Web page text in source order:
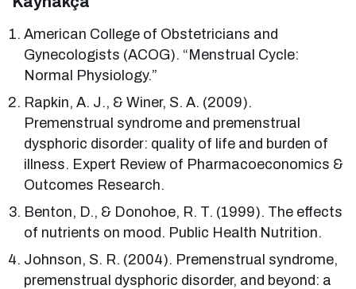
American College of Obstetricians and
Gynecologists (ACOG). “Menstrual Cycle:
Normal Physiology.”
Rapkin, A. J., & Winer, S. A. (2009).
Premenstrual syndrome and premenstrual
dysphoric disorder: quality of life and burden of
illness. Expert Review of Pharmacoeconomics &
Outcomes Research.
Benton, D., & Donohoe, R. T. (1999). The effects
of nutrients on mood. Public Health Nutrition.
Johnson, S. R. (2004). Premenstrual syndrome,
premenstrual dysphoric disorder, and beyond: a